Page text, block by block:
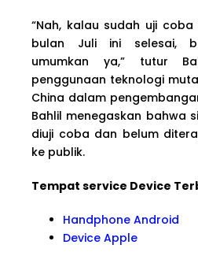
“Nah, kalau sudah uji
bulan Juli ini selesai,
umumkan ya,” tutur
penggunaan teknologi
China dalam
Bahlil menegaskan bahwa
diuji coba dan belum
ke publik.
Tempat service Device
Handphone Android
Device Apple